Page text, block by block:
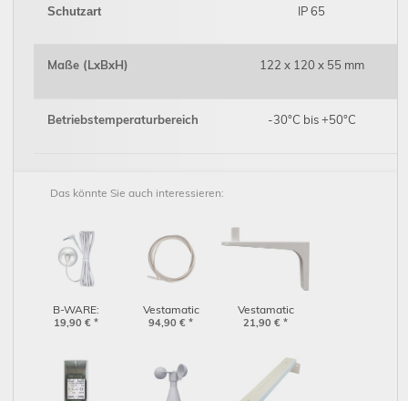
Schutzart IP 65
Maße (LxBxH) 122 x 120 x 55 mm
Betriebstemperaturbereich -30°C bis +50°C
Das könnte Sie auch interessieren:
B-WARE:
Vestamatic
(01130120)
19,90 € *
Vestamatic
Temperatursensor
Control
(01816501)
94,90 € *
Vestamatic
Montagebügel
(01271020)
21,90 € *